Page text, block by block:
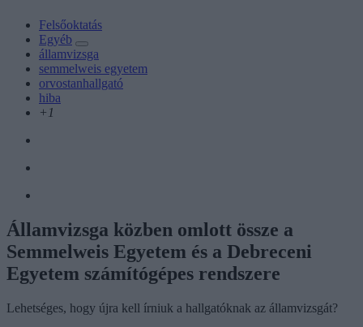
Felsőoktatás
Egyéb
államvizsga
semmelweis egyetem
orvostanhallgató
hiba
+1
Államvizsga közben omlott össze a
Semmelweis Egyetem és a Debreceni
Egyetem számítógépes rendszere
Lehetséges, hogy újra kell írniuk a hallgatóknak az államvizsgát?